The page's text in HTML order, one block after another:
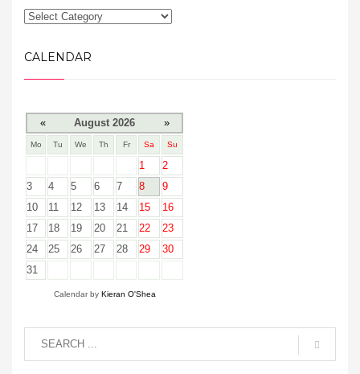
CALENDAR
« August 2026 »
Mo Tu We Th Fr Sa Su
1
2
3
4 5 6 7 8
9
10
11 12 13 14 15
16
17
18 19 20 21 22
23
24
25 26 27 28 29
30
31
Calendar by Kieran O'Shea